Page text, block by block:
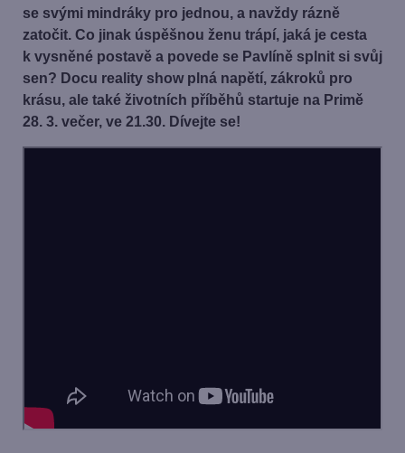
se svými mindráky pro jednou, a navždy rázně
zatočit. Co jinak úspěšnou ženu trápí, jaká je cesta
k vysněné postavě a povede se Pavlíně splnit si svůj
sen? Docu reality show plná napětí, zákroků pro
krásu, ale také životních příběhů startuje na Primě
28. 3. večer, ve 21.30. Dívejte se!